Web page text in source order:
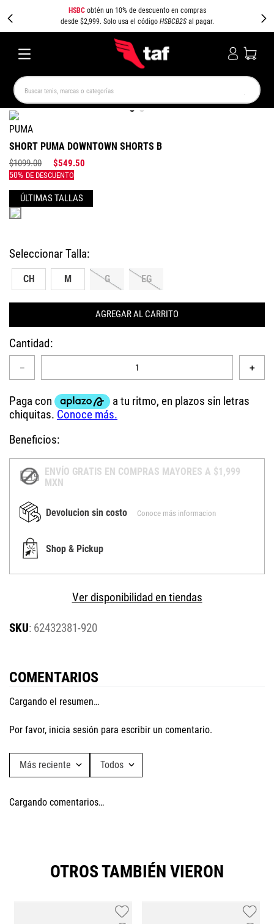
HSBCobtén un 10% de descuento en compras
desde $2,999. Solo usa el código HSBCB2Sal pagar.
Buscar tenis, marcas o categorías
PUMA
SHORT PUMA DOWNTOWN SHORTS B
$1099.00 $549.50
Colores
CH M G EG
AGREGAR AL CARRITO
Cantidad
＋
－
Beneficios:
ENVÍO GRATIS EN COMPRAS MAYORES A $1,999
MXN
Devolucion sin costo Conoce más informacion
Shop & Pickup
Ver disponibilidad en tiendas
: 62432381-920
COMENTARIOS
Cargando el resumen…
Por favor, inicia sesión para escribir un comentario.
Más reciente Todos
Cargando comentarios…
OTROS TAMBIÉN VIERON
TÉRMINOS MÁS BUSCADOS
NEW BALANCE
PUMA SPEEDCAT